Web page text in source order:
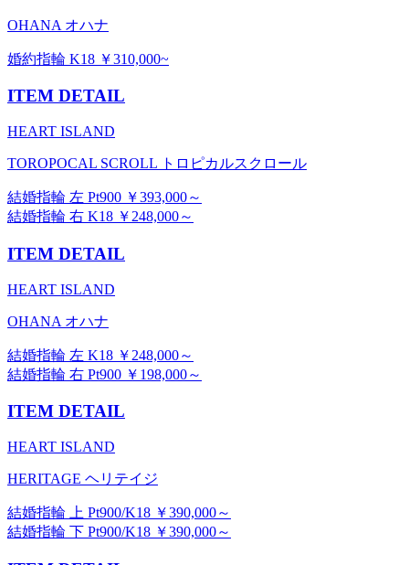
OHANA オハナ
婚約指輪 K18 ￥310,000~
ITEM DETAIL
HEART ISLAND
TOROPOCAL SCROLL トロピカルスクロール
結婚指輪 左 Pt900 ￥393,000～
結婚指輪 右 K18 ￥248,000～
ITEM DETAIL
HEART ISLAND
OHANA オハナ
結婚指輪 左 K18 ￥248,000～
結婚指輪 右 Pt900 ￥198,000～
ITEM DETAIL
HEART ISLAND
HERITAGE ヘリテイジ
結婚指輪 上 Pt900/K18 ￥390,000～
結婚指輪 下 Pt900/K18 ￥390,000～